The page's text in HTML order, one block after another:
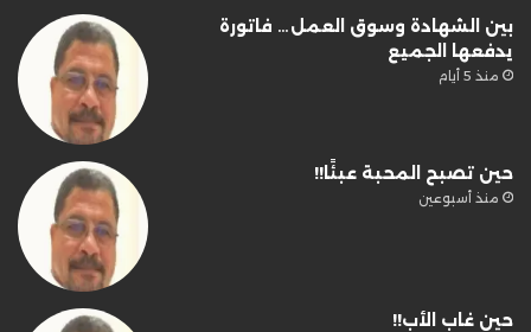
بين الشهادة وسوق العمل… فاتورة
يدفعها الجميع
منذ 5 أيام
حين تصبح المحبة عبئًا!!
منذ أسبوعين
حين غاب الأب!!